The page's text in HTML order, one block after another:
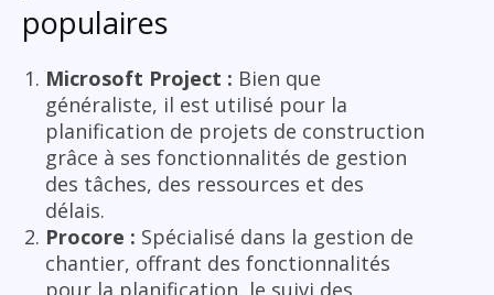
populaires
Microsoft Project : Bien que
généraliste, il est utilisé pour la
planification de projets de construction
grâce à ses fonctionnalités de gestion
des tâches, des ressources et des
délais.
Procore : Spécialisé dans la gestion de
chantier, offrant des fonctionnalités
pour la planification, le suivi des